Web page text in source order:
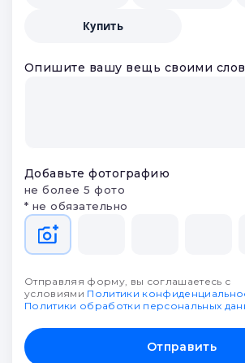
Купить
Опишите вашу вещь своими
Добавьте фотографию
не более 5 фото
* не обязательно
Отправляя форму, вы соглашаетесь с
условиями Политики
Политики обработки персональных
Отправить